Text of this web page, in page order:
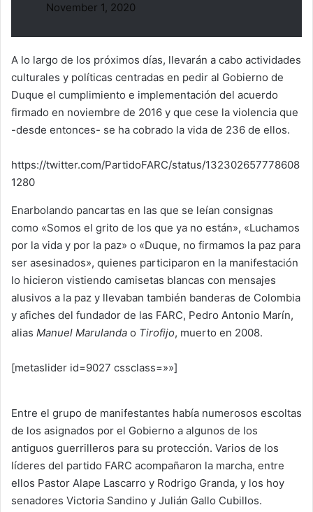
November 1, 2020
A lo largo de los próximos días, llevarán a cabo actividades
culturales y políticas centradas en pedir al Gobierno de
Duque el cumplimiento e implementación del acuerdo
firmado en noviembre de 2016 y que cese la violencia que
-desde entonces- se ha cobrado la vida de 236 de ellos.
https://twitter.com/PartidoFARC/status/132302657778608
1280
Enarbolando pancartas en las que se leían consignas
como «Somos el grito de los que ya no están», «Luchamos
por la vida y por la paz» o «Duque, no firmamos la paz para
ser asesinados», quienes participaron en la manifestación
lo hicieron vistiendo camisetas blancas con mensajes
alusivos a la paz y llevaban también banderas de Colombia
y afiches del fundador de las FARC, Pedro Antonio Marín,
alias Manuel Marulanda o Tirofijo, muerto en 2008.
[metaslider id=9027 cssclass=»»]
Entre el grupo de manifestantes había numerosos escoltas
de los asignados por el Gobierno a algunos de los
antiguos guerrilleros para su protección. Varios de los
líderes del partido FARC acompañaron la marcha, entre
ellos Pastor Alape Lascarro y Rodrigo Granda, y los hoy
senadores Victoria Sandino y Julián Gallo Cubillos.